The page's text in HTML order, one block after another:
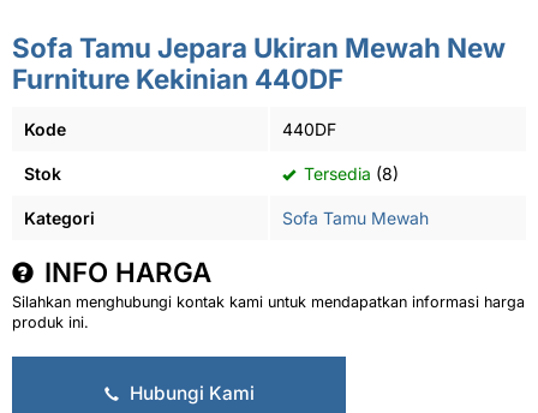
Sofa Tamu Jepara Ukiran Mewah New
Furniture Kekinian 440DF
Kode 440DF
Stok Tersedia (8)
Kategori Sofa Tamu Mewah
INFO HARGA
Silahkan menghubungi kontak kami untuk mendapatkan informasi harga
produk ini.
Hubungi Kami